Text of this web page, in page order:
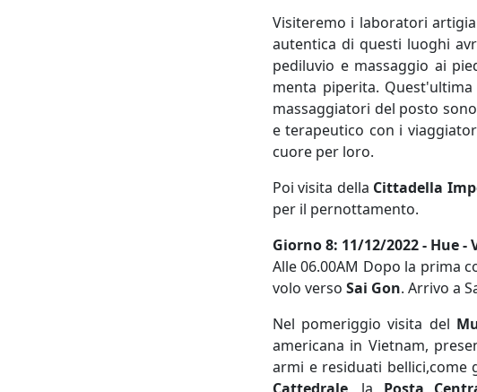
Visiteremo i laboratori
autentica di questi luoghi
pediluvio e massaggio ai
menta piperita.
massaggiatori del posto
e terapeutico con i
cuore per loro.
Poi visita della Cittadella
per il pernottamento.
Giorno 8: 11/12/2022 - Hue
Alle 06.00AM Dopo la prima
volo verso Sai Gon. Arrivo a
Nel pomeriggio visita del
americana in Vietnam,
armi e residuati bellici,come